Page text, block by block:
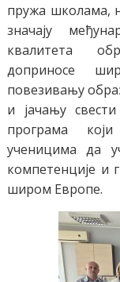
пружа школама,
значају
квалитета
доприносе
повезивању
и јачању
програма
ученицима да
компетенције и
широм Европе.